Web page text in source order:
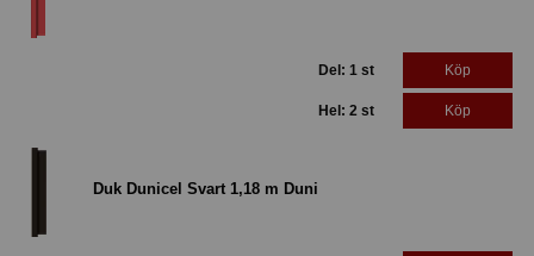
Del: 1 st Köp
Hel: 2 st Köp
Duk Dunicel Svart 1,18 m Duni